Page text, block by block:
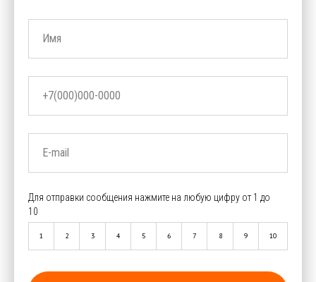
Имя
+7(000)000-0000
E-mail
Для отправки сообщения нажмите на любую цифру от 1 до
10
1 2 3 4 5 6 7 8 9 10